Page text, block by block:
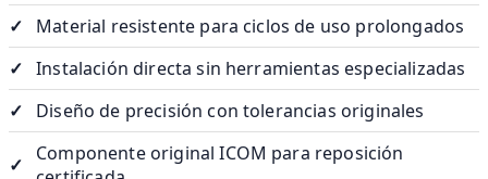
✓
Material resistente para ciclos de uso prolongados
✓ Instalación directa sin herramientas especializadas
✓
Diseño de precisión con tolerancias originales
✓
Componente original ICOM para reposición